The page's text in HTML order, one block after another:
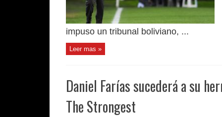
impuso un tribunal boliviano, ...
Leer mas »
Daniel Farías sucederá a su
The Strongest